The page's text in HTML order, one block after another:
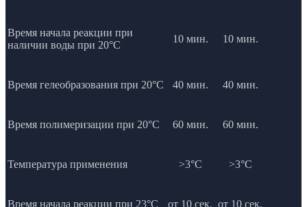
Время начала реакции при
наличии воды при 20°С
10 мин. 10 мин.
Время гелеобразования при 20°С 40 мин. 40 мин.
Время полимеризации при 20°С 60 мин. 60 мин.
Температура применения >3°C >3°C
Время начала реакции при 23°C от 10 сек. от 10 сек.